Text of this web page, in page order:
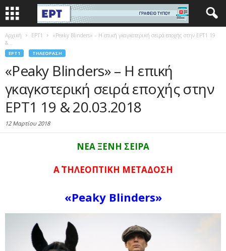
Αρχική EΡΤ1
«Peaky Blinders» – Η επική γκαγκστερική σειρά εποχής στην ΕΡΤ1 19
&...
EΡΤ1 ΤΗΛΕΌΡΑΣΗ
«Peaky Blinders» – Η επική
γκαγκστερική σειρά εποχής στην
ΕΡΤ1 19 & 20.03.2018
12 Μαρτίου 2018
ΝΕΑ ΞΕΝΗ ΣΕΙΡΑ
Α΄ ΤΗΛΕΟΠΤΙΚΗ ΜΕΤΑΔΟΣΗ
«Peaky Blinders»